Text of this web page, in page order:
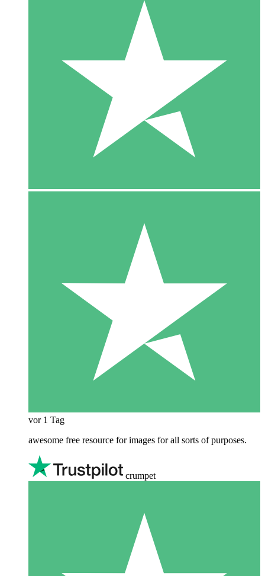
vor 1 Tag
awesome free resource for images for all sorts of purposes.
crumpet